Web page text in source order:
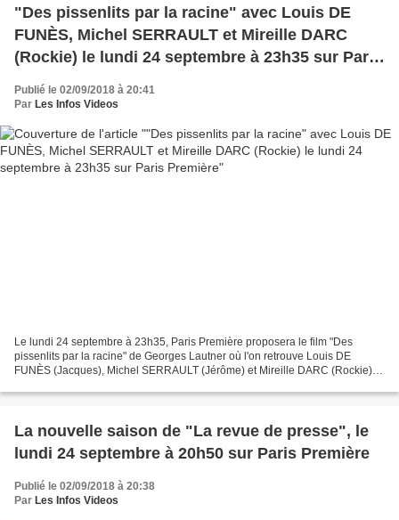
"Des pissenlits par la racine" avec Louis DE
FUNÈS, Michel SERRAULT et Mireille DARC
(Rockie) le lundi 24 septembre à 23h35 sur Paris
Publié le 02/09/2018 à 20:41
Par Les Infos Videos
Le lundi 24 septembre à 23h35, Paris Première proposera le film "Des
pissenlits par la racine" de Georges Lautner où l'on retrouve Louis DE
FUNÈS (Jacques), Michel SERRAULT (Jérôme) et Mireille DARC (Rockie).
La nouvelle saison de "La revue de presse", le
lundi 24 septembre à 20h50 sur Paris Première
Publié le 02/09/2018 à 20:38
Par Les Infos Videos